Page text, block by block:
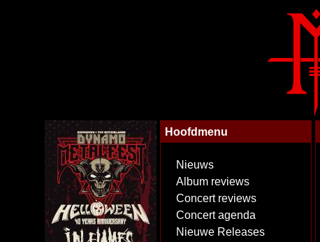
Hoofdmenu
Nieuws
Album reviews
Concert reviews
Concert agenda
Nieuwe Releases